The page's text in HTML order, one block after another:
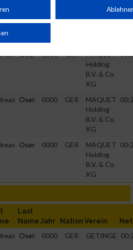
MAQUET
Holding
Oser 0000 GER
MAQUET
Holding
B.V. & Co.
KG
Oser 0000 GER
MAQUET
Holding
B.V. & Co.
KG
Oser 0000 GER
MAQUET
Holding
B.V. & Co.
KG
Last
NameJahr NationVerein Net
Oser 0000 GER GETINGE
Anbieter)
Zwecke:
Daten zur Auswahl von
für personalisierte Werbung
zur Auswahl personalisierter
Personalisierung von Inhalten
zur Auswahl personalisierter Inhalte